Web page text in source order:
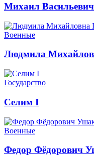
Михаил
Военные
Людмила
Государство
Селим I
Военные
Федор Фёдорович